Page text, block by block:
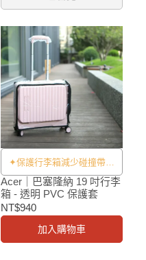
✦保護行李箱減少碰撞帶來
的衝擊及刮傷✦
Acer｜巴塞隆納 19 吋行李
箱 - 透明 PVC 保護套
NT$940
加入購物車